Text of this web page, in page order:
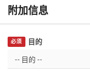
附加信息
目的
必须